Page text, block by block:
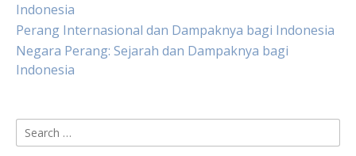
Indonesia
Perang Internasional dan Dampaknya bagi Indonesia
Negara Perang: Sejarah dan Dampaknya bagi
Indonesia
Search
for: